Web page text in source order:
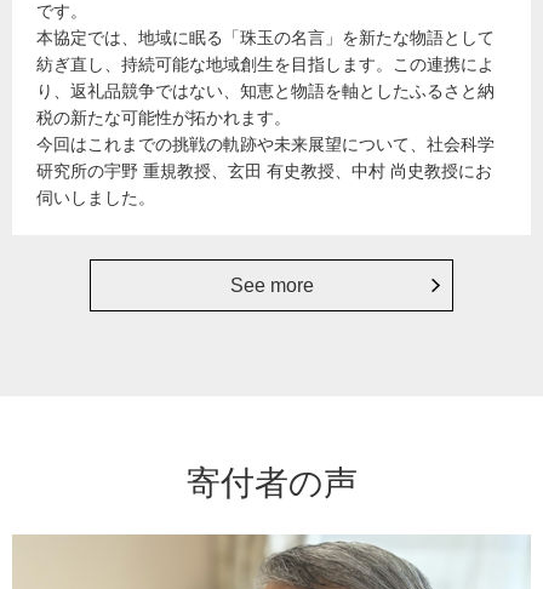
です。
本協定では、地域に眠る「珠玉の名言」を新たな物語として
紡ぎ直し、持続可能な地域創生を目指します。この連携によ
り、返礼品競争ではない、知恵と物語を軸としたふるさと納
税の新たな可能性が拓かれます。
今回はこれまでの挑戦の軌跡や未来展望について、社会科学
研究所の宇野 重規教授、玄田 有史教授、中村 尚史教授にお
伺いしました。
See more
寄付者の声